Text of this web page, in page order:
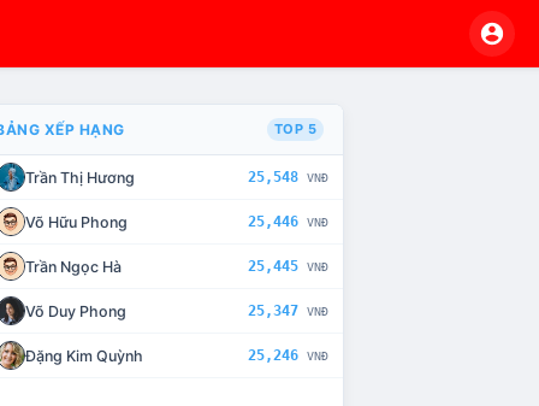
CHẾ TÀI XỬ LÝ VI PHẠM
XẾP HẠNG TOP 5
Trần Thị Hương 25,548 VNĐ
Võ Hữu Phong 25,446 VNĐ
Trần Ngọc Hà 25,445 VNĐ
Võ Duy Phong 25,347 VNĐ
Đặng Kim Quỳnh 25,246 VNĐ